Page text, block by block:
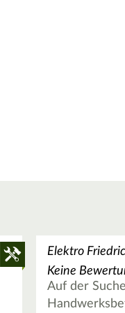
Elektro
Keine
Auf der